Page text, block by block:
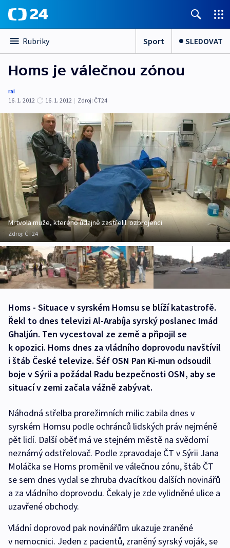
Rubriky Sport SLEDOVAT
Homs je válečnou zónou
rai
16. 1. 2012
16. 1. 2012 | Zdroj: ČT24
Mrtvola muže, kterého údajně zastřelili ozbrojenci
Zdroj:ČT24
Homs - Situace v syrském Homsu se blíží katastrofě.
Řekl to dnes televizi Al-Arabíja syrský poslanec Imád
Ghaljún. Ten vycestoval ze země a připojil se
k opozici. Homs dnes za vládního doprovodu navštívil
i štáb České televize. Šéf OSN Pan Ki-mun odsoudil
boje v Sýrii a požádal Radu bezpečnosti OSN, aby se
situací v zemi začala vážně zabývat.
Náhodná střelba prorežimních milic zabila dnes v
syrském Homsu podle ochránců lidských práv nejméně
pět lidí. Další oběť má ve stejném městě na svědomí
neznámý odstřelovač. Podle zpravodaje ČT v Sýrii Jana
Moláčka se Homs proměnil ve válečnou zónu, štáb ČT
se sem dnes vydal se zhruba dvacítkou dalších novinářů
a za vládního doprovodu. Čekaly je zde vylidněné ulice a
uzavřené obchody.
Vládní doprovod pak novinářům ukazuje zraněné
v nemocnici. Jeden z pacientů, zraněný syrský voják, se